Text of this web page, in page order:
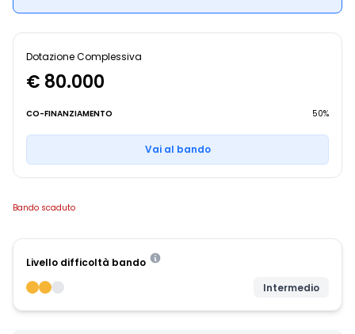
Dotazione Complessiva
€ 80.000
CO-FINANZIAMENTO 50%
Vai al bando
Bando scaduto
Livello difficoltà bando
Intermedio